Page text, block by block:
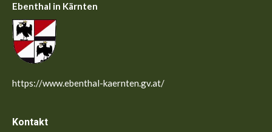
Ebenthal in Kärnten
https://www.ebenthal-kaernten.gv.at/
Kontakt